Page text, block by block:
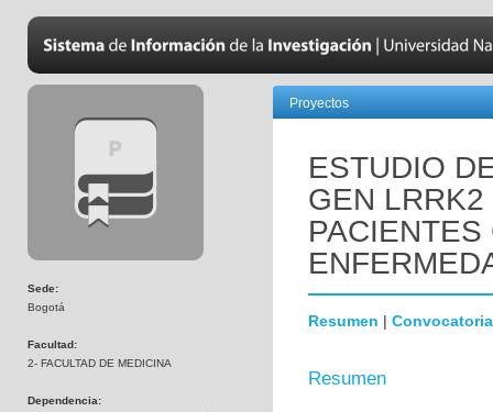
Sede:
Bogotá
Facultad:
2- FACULTAD DE MEDICINA
Dependencia:
Proyectos
ESTUDIO
GEN LRRK2
Resumen | Convocatoria
Resumen